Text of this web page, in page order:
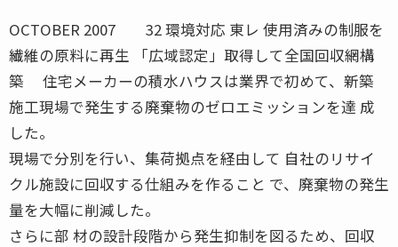
OCTOBER 2007 32 環境対応 東レ 使用済みの制服を
繊維の原料に再生 「広域認定」取得して全国回収網構
築 住宅メーカーの積水ハウスは業界で初めて、新築
施工現場で発生する廃棄物のゼロエミッションを達 成
した。
現場で分別を行い、集荷拠点を経由して 自社のリサイ
クル施設に回収する仕組みを作ること で、廃棄物の発生
量を大幅に削減した。
さらに部 材の設計段階から発生抑制を図るため、回収